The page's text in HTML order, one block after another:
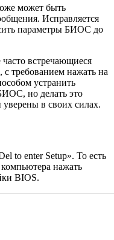
может быть
Исправляется
параметры БИОС до
встречающиеся
требованием нажать на
устранить
но делать это
уверены в своих силах.
to enter Setup». То есть
нажать
BIOS.